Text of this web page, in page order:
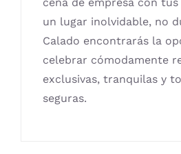
cena de empresa con
un lugar inolvidable, no
Calado encontrarás la
celebrar cómodamente
exclusivas, tranquilas y
seguras.